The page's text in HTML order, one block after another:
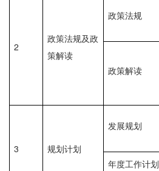
2
政策法规及政
策解读
政策法规
政策解读
3 规划计划
发展规划
年度工作计划